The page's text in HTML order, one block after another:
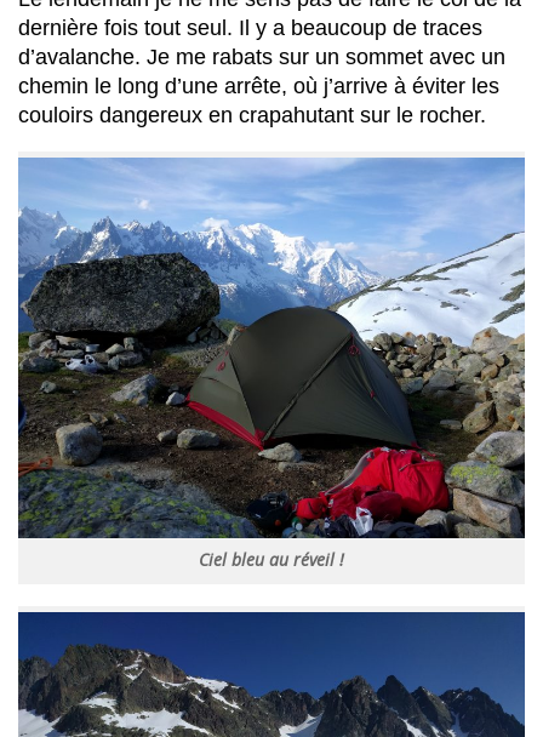
dernière fois tout seul. Il y a beaucoup de traces
d’avalanche. Je me rabats sur un sommet avec un
chemin le long d’une arrête, où j’arrive à éviter les
couloirs dangereux en crapahutant sur le rocher.
Ciel bleu au réveil !